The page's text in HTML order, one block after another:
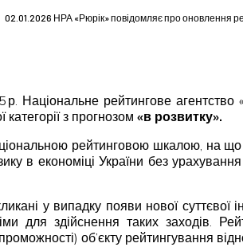
02.01.2026 НРА «Рюрік» повідомляє про оновлення
Національне рейтингове агентство
категорії з прогнозом «в розвитку».
рейтинговою шкалою, на що
в економіці України без
у випадку появи нової
для здійснення таких заходів.
об’єкту рейтингування